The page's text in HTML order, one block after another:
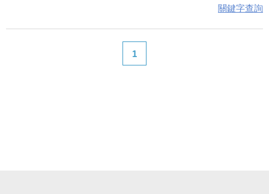
關鍵字查詢
1